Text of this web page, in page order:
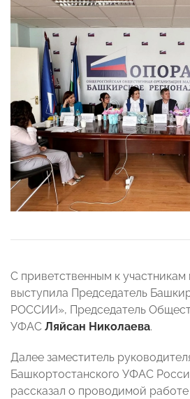
С приветственным к
выступила Председатель
РОССИИ», Председатель
УФАС Ляйсан Николаева.
Далее заместитель
Башкортостанского УФАС
рассказал о проводимой